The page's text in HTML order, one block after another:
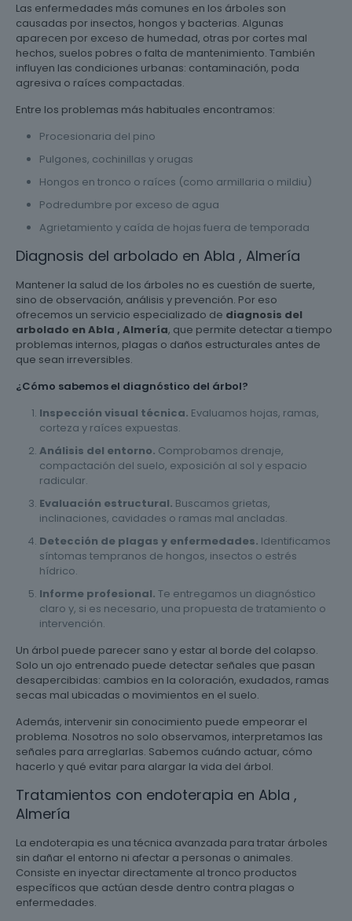
Las enfermedades más comunes en los árboles son
causadas por insectos, hongos y bacterias. Algunas
aparecen por exceso de humedad, otras por cortes mal
hechos, suelos pobres o falta de mantenimiento. También
influyen las condiciones urbanas: contaminación, poda
agresiva o raíces compactadas.
Entre los problemas más habituales encontramos:
Procesionaria del pino
Pulgones, cochinillas y orugas
Hongos en tronco o raíces (como armillaria o mildiu)
Podredumbre por exceso de agua
Agrietamiento y caída de hojas fuera de temporada
Diagnosis del arbolado en Abla , Almería
Mantener la salud de los árboles no es cuestión de suerte,
sino de observación, análisis y prevención. Por eso
ofrecemos un servicio especializado de diagnosis del
arbolado en Abla , Almería, que permite detectar a tiempo
problemas internos, plagas o daños estructurales antes de
que sean irreversibles.
¿Cómo sabemos el diagnóstico del árbol?
Inspección visual técnica. Evaluamos hojas, ramas,
corteza y raíces expuestas.
Análisis del entorno. Comprobamos drenaje,
compactación del suelo, exposición al sol y espacio
radicular.
Evaluación estructural. Buscamos grietas,
inclinaciones, cavidades o ramas mal ancladas.
Detección de plagas y enfermedades. Identificamos
síntomas tempranos de hongos, insectos o estrés
hídrico.
Informe profesional. Te entregamos un diagnóstico
claro y, si es necesario, una propuesta de tratamiento o
intervención.
Un árbol puede parecer sano y estar al borde del colapso.
Solo un ojo entrenado puede detectar señales que pasan
desapercibidas: cambios en la coloración, exudados, ramas
secas mal ubicadas o movimientos en el suelo.
Además, intervenir sin conocimiento puede empeorar el
problema. Nosotros no solo observamos, interpretamos las
señales para arreglarlas. Sabemos cuándo actuar, cómo
hacerlo y qué evitar para alargar la vida del árbol.
Tratamientos con endoterapia en Abla ,
Almería
La endoterapia es una técnica avanzada para tratar árboles
sin dañar el entorno ni afectar a personas o animales.
Consiste en inyectar directamente al tronco productos
específicos que actúan desde dentro contra plagas o
enfermedades.